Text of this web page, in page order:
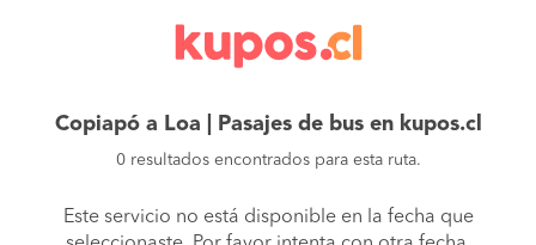
Copiapó a Loa | Pasajes de bus en kupos.cl
0 resultados encontrados para esta ruta.
Este servicio no está disponible en la fecha que